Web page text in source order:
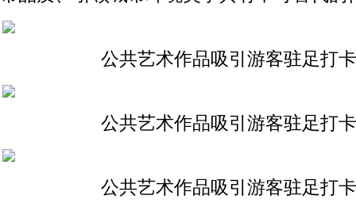
公共艺术作品吸引游客驻足打卡
公共艺术作品吸引游客驻足打卡
公共艺术作品吸引游客驻足打卡